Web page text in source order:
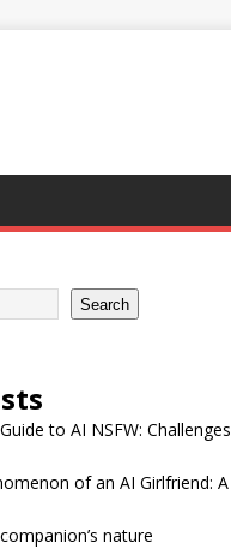
Search
to AI NSFW: Challenges
of an AI Girlfriend: A
nature